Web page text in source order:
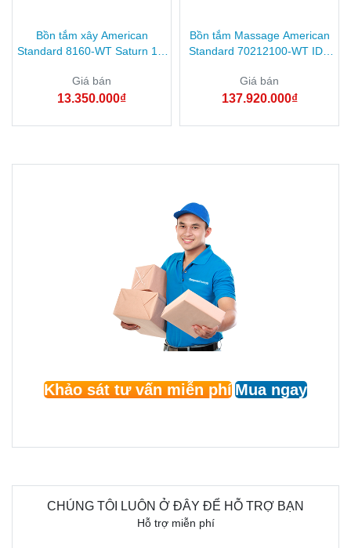
Bồn tắm xây American
Standard 8160-WT Saturn 1.6
Giá bán
13.350.000₫
Bồn tắm Massage American
Standard 70212100-WT IDS
Giá bán
137.920.000₫
Khảo sát tư vấn miễn phíMua ngay
CHÚNG TÔI LUÔN Ở ĐÂY ĐỂ HỖ TRỢ BẠN
Hỗ trợ miễn phí